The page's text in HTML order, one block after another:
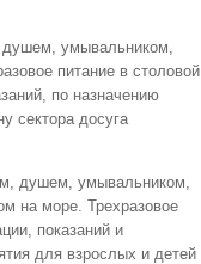
душем, умывальником,
питание в столовой
по назначению
сектора досуга
душем, умывальником,
на море. Трехразовое
показаний и
для взрослых и детей